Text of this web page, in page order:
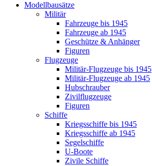
Modellbausätze
Militär
Fahrzeuge bis 1945
Fahrzeuge ab 1945
Geschütze & Anhänger
Figuren
Flugzeuge
Militär-Flugzeuge bis 1945
Militär-Flugzeuge ab 1945
Hubschrauber
Zivilflugzeuge
Figuren
Schiffe
Kriegsschiffe bis 1945
Kriegsschiffe ab 1945
Segelschiffe
U-Boote
Zivile Schiffe